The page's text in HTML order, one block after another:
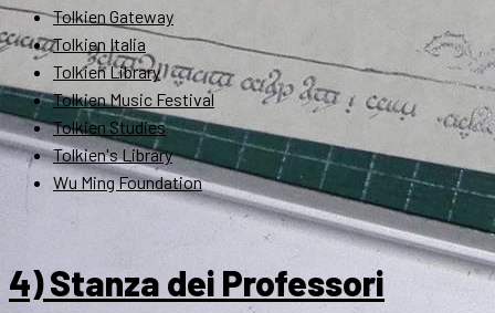
Tolkien Gateway
Tolkien Italia
Tolkien Library
Tolkien Music Festival
Tolkien Studies
Tolkien's Library
Wu Ming Foundation
4) Stanza dei Professori